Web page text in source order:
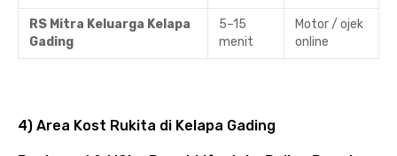
RS Mitra Keluarga Kelapa
Gading
5–15
menit
Motor / ojek
online
4) Area Kost Rukita di Kelapa Gading